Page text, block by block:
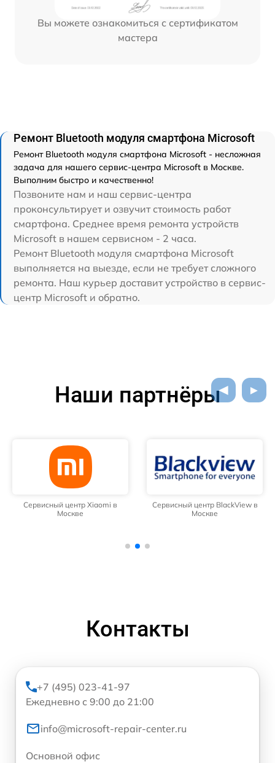
Вы можете ознакомиться с сертификатом
мастера
Ремонт Bluetooth модуля смартфона Microsoft
Ремонт Bluetooth модуля смартфона Microsoft - несложная
задача для нашего сервис-центра Microsoft в Москве.
Выполним быстро и качественно!
Позвоните нам и наш сервис-центра
проконсультирует и озвучит стоимость работ
смартфона. Среднее время ремонта устройств
Microsoft в нашем сервисном - 2 часа.
Ремонт Bluetooth модуля смартфона Microsoft
выполняется на выезде, если не требует сложного
ремонта. Наш курьер доставит устройство в сервис-
центр Microsoft и обратно.
Наши партнёры
Сервисный центр Xiaomi в
Москве
Сервисный центр BlackView в
Москве
Контакты
+7 (495) 023-41-97
Ежедневно с 9:00 до 21:00
info@microsoft-repair-center.ru
Основной офис